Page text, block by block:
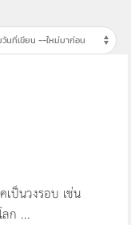
เป็นวงรอบ เช่น
ก ...